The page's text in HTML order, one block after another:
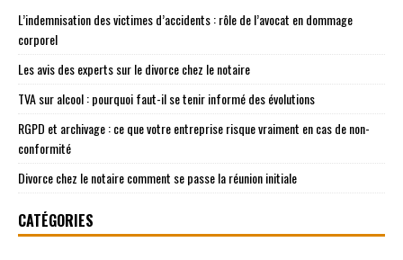
L’indemnisation des victimes d’accidents : rôle de l’avocat en dommage
corporel
Les avis des experts sur le divorce chez le notaire
TVA sur alcool : pourquoi faut-il se tenir informé des évolutions
RGPD et archivage : ce que votre entreprise risque vraiment en cas de non-
conformité
Divorce chez le notaire comment se passe la réunion initiale
CATÉGORIES